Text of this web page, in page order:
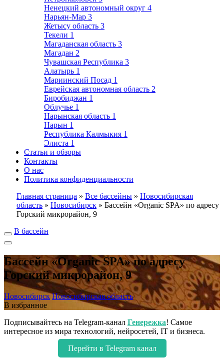
Ненецкий автономный округ 4
Нарьян-Мар 3
Жетысу область 3
Текели 1
Магаданская область 3
Магадан 2
Чувашская Республика 3
Алатырь 1
Мариинский Посад 1
Еврейская автономная область 2
Биробиджан 1
Облучье 1
Нарынская область 1
Нарын 1
Республика Калмыкия 1
Элиста 1
Статьи и обзоры
Контакты
О нас
Политика конфиденциальности
Главная страница » Все бассейны » Новосибирская
область » Новосибирск » Бассейн «Organic SPA» по адресу
Горский микрорайон, 9
В бассейн
Бассейн «Organic SPA» по адресу
Горский микрорайон, 9
Новосибирск Новосибирская область
В избранное
Подписывайтесь на Telegram-канал Генережка! Самое
интересное из мира технологий, нейросетей, IT и бизнеса.
Перейти в Telegram канал